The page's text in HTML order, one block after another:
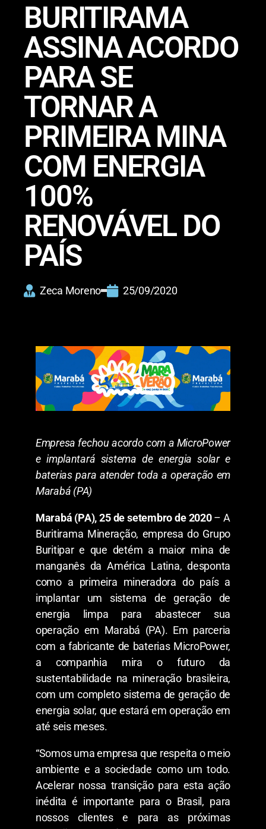
BURITIRAMA
ASSINA ACORDO
PARA SE
TORNAR A
PRIMEIRA MINA
COM ENERGIA
100%
RENOVÁVEL DO
PAÍS
Zeca Moreno 25/09/2020
Empresa fechou acordo com a MicroPower
e implantará sistema de energia solar e
baterias para atender toda a operação em
Marabá (PA)
Marabá (PA), 25 de setembro de 2020– A
Buritirama Mineração, empresa do Grupo
Buritipar e que detém a maior mina de
manganês da América Latina, desponta
como a primeira mineradora do país a
implantar um sistema de geração de
energia limpa para abastecer sua
operação em Marabá (PA). Em parceria
com a fabricante de baterias MicroPower,
a companhia mira o futuro da
sustentabilidade na mineração brasileira,
com um completo sistema de geração de
energia solar, que estará em operação em
até seis meses.
“Somos uma empresa que respeita o meio
ambiente e a sociedade como um todo.
Acelerar nossa transição para esta ação
inédita é importante para o Brasil, para
nossos clientes e para as próximas